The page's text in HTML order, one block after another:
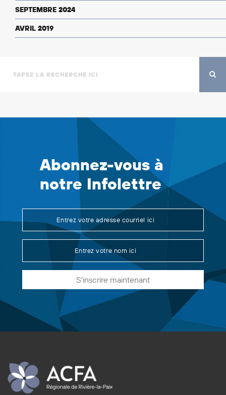
SEPTEMBRE 2024
AVRIL 2019
Abonnez-vous à
notre Infolettre
S'inscrire maintenant